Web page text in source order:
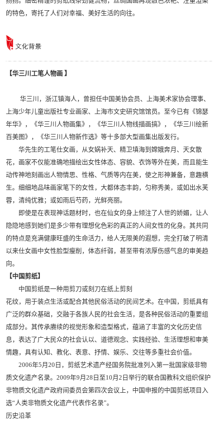
的特色，寄托了人们对幸福、美好生活的向往。
【华三川工笔人物画 】
华三川，浙江镇海人，曾担任中国美协会员、上海美术家协会理事、
上海少年儿童出版社专业画家、上海市文史研究馆馆员。至今已有《锦瑟
年华》，《华三川人物画集》，《华三川人物线描画搞》，《华三川绘新
百美图》，《华三川人物新作选》等十多部大型画集出版发行。
华先生的工笔仕女画，从女娲补天、精卫填海到嫦娥奔月、天女散
花，画家不仅能准确地描绘出女性体态、容貌、衣饰等外在美，而且能生
动传神地刻画出人物情思、性格、气质等内在美，使之形神兼备，意趣横
生。细细地品味画家笔下的女性，大都体态丰韵，匀称秀美，或如出水芙
蓉，清纯优雅；或如雨后芍药，光鲜亮丽。
即使是在表现神话题材时，也在仙女的身上倾注了人世的娇媚，让人
隐隐地感到她们是多少带有理想化色彩的真正的人间女性的化身。其共同
的特点是充满健康旺盛的生命活力，给人无限美的遐想，完全打破了明清
以来仕女画中女性脸型瘦削，体态纤弱，甚至带有浓厚伤感气息的审美趋
向。
【中国剪纸】
中国剪纸是一种用剪刀或刻刀在纸上剪刻
花纹，用于装点生活或配合其他民俗活动的民间艺术。在中国，剪纸具有
广泛的群众基础，交融于各族人民的社会生活，是各种民俗活动的重要组
成部分。其传承赓续的视觉形象和造型格式，蕴涵了丰富的文化历史信
息，表达了广大民众的社会认以、道德观念、实践经验、生活理想和审美
情趣，具有认知、教化、表意、抒情、娱乐、交往等多重社会价值。
2006年5月20日，剪纸艺术遗产经国务院批准列入第一批国家级非物
质文化遗产名录。2009年9月28日至10月2日举行的联合国教科文组织保护
非物质文化遗产政府间委员会第四次会议上，中国申报的中国剪纸项目入
选“人类非物质文化遗产代表作名录”。
历史沿革